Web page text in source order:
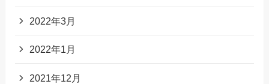
2022年3月
2022年1月
2021年12月